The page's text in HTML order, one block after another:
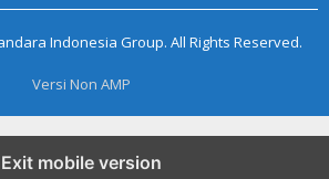
Indonesia Group. All Rights Reserved.
Versi Non AMP
Exit mobile version